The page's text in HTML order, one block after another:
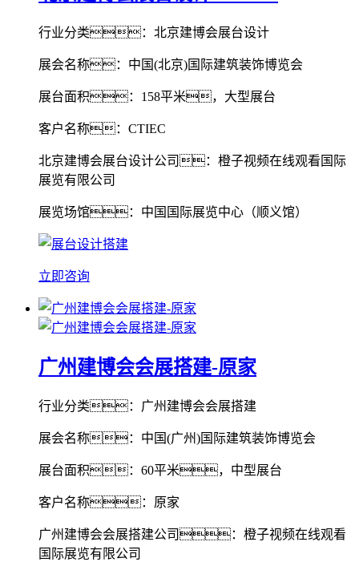
行业分类：北京建博会展台设计
展会名称：中国(北京)国际建筑装饰博览会
展台面积：158平米，大型展台
客户名称：CTIEC
北京建博会展台设计公司：橙子视频在线观看国际
展览有限公司
展览场馆：中国国际展览中心（顺义馆）
立即咨询
广州建博会会展搭建-原家
行业分类：广州建博会会展搭建
展会名称：中国(广州)国际建筑装饰博览会
展台面积：60平米，中型展台
客户名称：原家
广州建博会会展搭建公司：橙子视频在线观看
国际展览有限公司